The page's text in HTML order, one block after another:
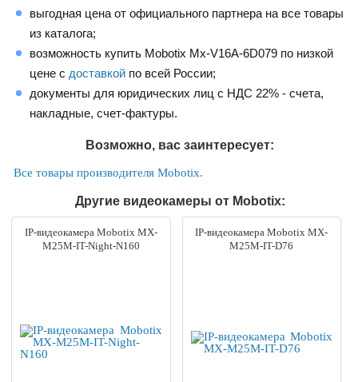
выгодная цена от официального партнера на все товары
из каталога;
возможность купить Mobotix Mx-V16A-6D079 по низкой
цене с доставкой по всей России;
документы для юридических лиц с НДС 22% - счета,
накладные, счет-фактуры.
Возможно, вас заинтересует:
Все товары производителя Mobotix.
Другие видеокамеры от Mobotix:
IP-видеокамера Mobotix MX-
M25M-IT-Night-N160
IP-видеокамера Mobotix MX-
M25M-IT-D76